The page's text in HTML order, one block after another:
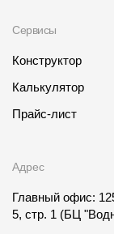
Сервисы
Конструктор
Калькулятор
Прайс-лист
Адрес
Главный офис:
5, стр. 1 (БЦ